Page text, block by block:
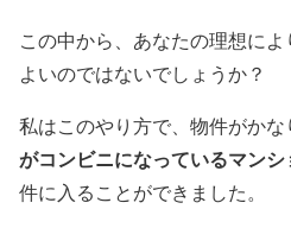
この中から、あなたの理想に
よいのではないでしょうか？
私はこのやり方で、物件がか
がコンビニになっているマンシ
件に入ることができました。